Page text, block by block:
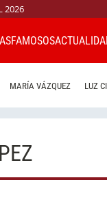
2026
FAMOSOS
MARÍA VÁZQUEZ LUZ